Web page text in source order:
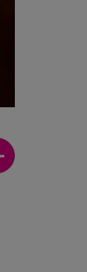
Ir a Noticias